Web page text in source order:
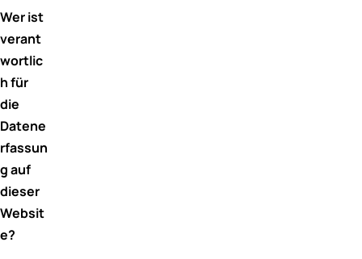
Wer ist
verant
wortlic
h für
die
Datene
rfassun
g auf
dieser
Websit
e?